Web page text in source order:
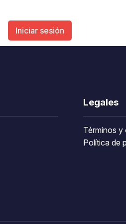
Iniciar sesión
Legales
Términos
Política de